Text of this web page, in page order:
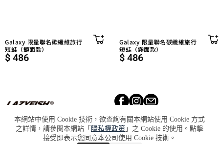
本網站中使用 Cookie 技術，欲查詢有關本網站使用 Cookie 方式
之詳情，請參閱本網站「 隱私權政策 」之 Cookie 的使用。點擊
接受即表示您同意本公司使用 Cookie 技術。
Galaxy 限量聯名碳纖維旅行
短蛙（鏡面款）
$ 486
Galaxy 限量聯名碳纖維旅行
短蛙（霧面款）
$ 486
號：90020668
About​
Lookbook​
Retailers​